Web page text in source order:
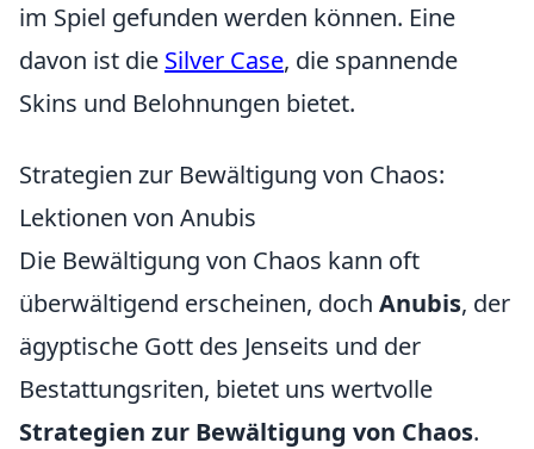
im Spiel gefunden werden können. Eine
davon ist die Silver Case, die spannende
Skins und Belohnungen bietet.
Strategien zur Bewältigung von Chaos:
Lektionen von Anubis
Die Bewältigung von Chaos kann oft
überwältigend erscheinen, doch Anubis, der
ägyptische Gott des Jenseits und der
Bestattungsriten, bietet uns wertvolle
Strategien zur Bewältigung von Chaos.